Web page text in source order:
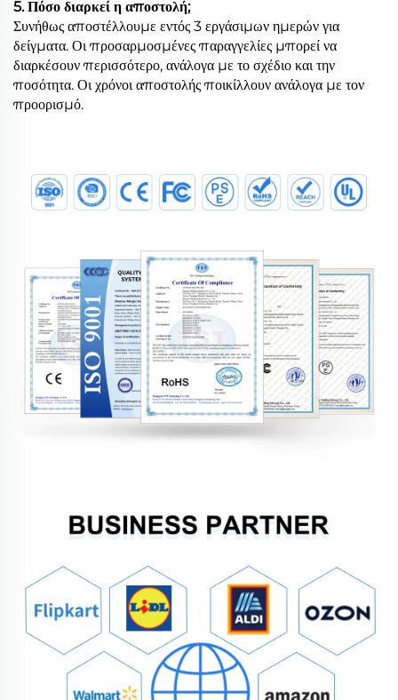
5. Πόσο διαρκεί η αποστολή;
Συνήθως αποστέλλουμε εντός 3 εργάσιμων ημερών για
δείγματα. Οι προσαρμοσμένες παραγγελίες μπορεί να
διαρκέσουν περισσότερο, ανάλογα με το σχέδιο και την
ποσότητα. Οι χρόνοι αποστολής ποικίλλουν ανάλογα με τον
προορισμό.